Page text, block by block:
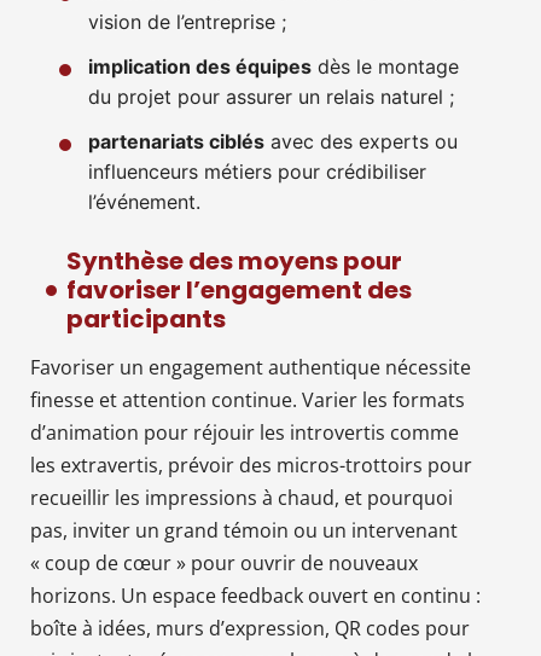
vision de l’entreprise ;
implication des équipes dès le montage
du projet pour assurer un relais naturel ;
partenariats ciblés avec des experts ou
influenceurs métiers pour crédibiliser
l’événement.
Synthèse des moyens pour
favoriser l’engagement des
participants
Favoriser un engagement authentique nécessite
finesse et attention continue. Varier les formats
d’animation pour réjouir les introvertis comme
les extravertis, prévoir des micros-trottoirs pour
recueillir les impressions à chaud, et pourquoi
pas, inviter un grand témoin ou un intervenant
« coup de cœur » pour ouvrir de nouveaux
horizons. Un espace feedback ouvert en continu :
boîte à idées, murs d’expression, QR codes pour